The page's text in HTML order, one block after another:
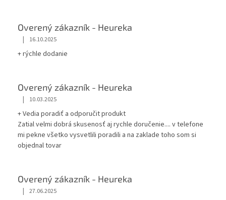
Overený zákazník - Heureka
| 16.10.2025
+ rýchle dodanie
Overený zákazník - Heureka
| 10.03.2025
+ Vedia poradiť a odporučit produkt
Zatial velmi dobrá skusenosť aj rychle doručenie.... v telefone
mi pekne všetko vysvetlili poradili a na zaklade toho som si
objednal tovar
Overený zákazník - Heureka
| 27.06.2025